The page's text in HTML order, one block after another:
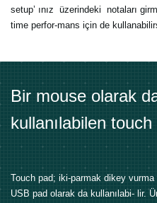
setup’ ınız üzerindeki notaları
time perfor-mans için de
Bir mouse olarak
kullanılabilen touch
Touch pad; iki-parmak dikey
USB pad olarak da kullanılabi- lir.